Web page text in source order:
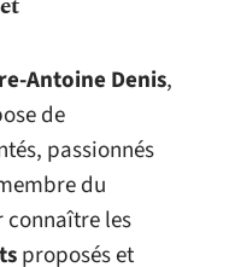
Antoine Denis,
de
passionnés
du
connaître les
proposés et